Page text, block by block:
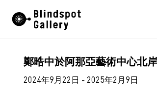
鄭晧中於阿那亞藝術中心北
2024年9月22日 - 2025年2月9日